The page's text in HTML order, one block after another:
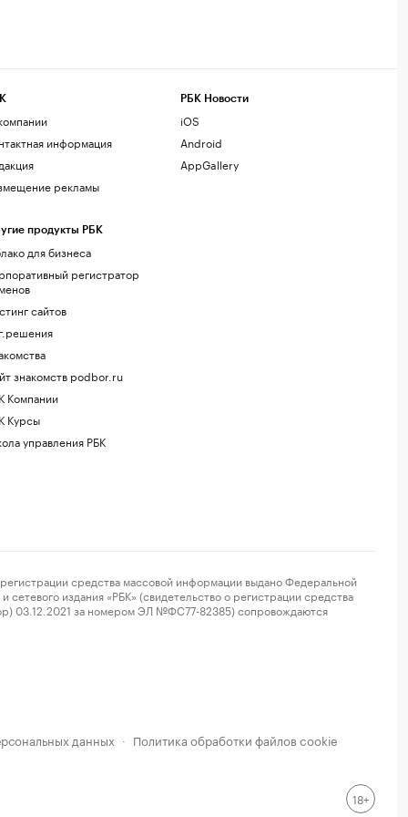
информация
рекламы
продукты РБК
для бизнеса
регистратор
сайтов
знакомств podbor.ru
Компании
Курсы
управления РБК
РБК Новости
iOS
Android
AppGallery
средства массовой информации выдано Федеральной
издания «РБК» (свидетельство о регистрации средства
03.12.2021 за номером ЭЛ №ФС77-82385) сопровождаются
данных · Политика обработки файлов cookie
18+